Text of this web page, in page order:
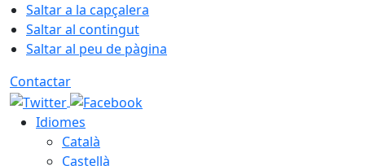
Saltar a la capçalera
Saltar al contingut
Saltar al peu de pàgina
Contactar
Idiomes
Català
Castellà